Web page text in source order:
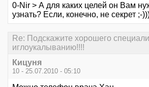
0-Nir > А для каких целей он Вам
узнать? Если, конечно, не секрет ;-
Re: Подскажите хорошего
иглоукалыванию!!!!
Кицуня
10 - 25.07.2010 - 05:10